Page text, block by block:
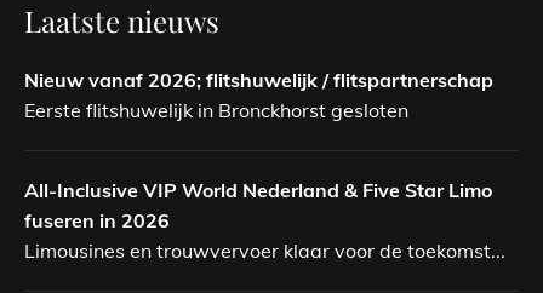
Laatste nieuws
Nieuw vanaf 2026; flitshuwelijk / flitspartnerschap
Eerste flitshuwelijk in Bronckhorst gesloten
All-Inclusive VIP World Nederland & Five Star Limo
fuseren in 2026
Limousines en trouwvervoer klaar voor de toekomst...